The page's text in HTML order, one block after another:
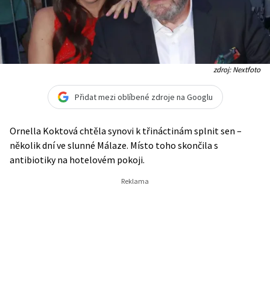
zdroj: Nextfoto
Přidat mezi oblíbené zdroje na Googlu
Ornella Koktová chtěla synovi k třináctinám splnit sen –
několik dní ve slunné Málaze. Místo toho skončila s
antibiotiky na hotelovém pokoji.